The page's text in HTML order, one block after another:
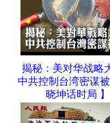
揭秘：美对华战略
中共控制台湾密谋
晓坤话时局 】